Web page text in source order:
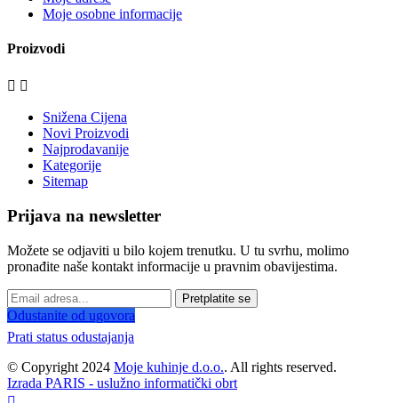
Moje osobne informacije
Proizvodi
 
Snižena Cijena
Novi Proizvodi
Najprodavanije
Kategorije
Sitemap
Prijava na newsletter
Možete se odjaviti u bilo kojem trenutku. U tu svrhu, molimo
pronađite naše kontakt informacije u pravnim obavijestima.
Pretplatite se
Odustanite od ugovora
Prati status odustajanja
© Copyright 2024 Moje kuhinje d.o.o.. All rights reserved.
Izrada PARIS - uslužno informatički obrt